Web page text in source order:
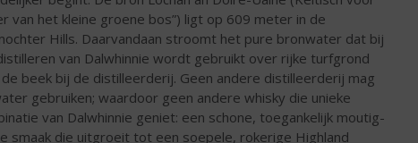
van het kleine groene bos”) ligt op 609 meter in de
Hills. Daarvandaan stroomt het pure bronwater dat bij
van Dalwhinnie wordt gebruikt over rijke turfgrond
de beek bij de distilleerderij. Geen andere distilleerderij mag
gebruiken; waardoor geen andere whisky die unieke
van Dalwhinnie geniet: een schone, toegankelijk moutig-
smaak die uitgroeit tot een soepele, rokerige Highland